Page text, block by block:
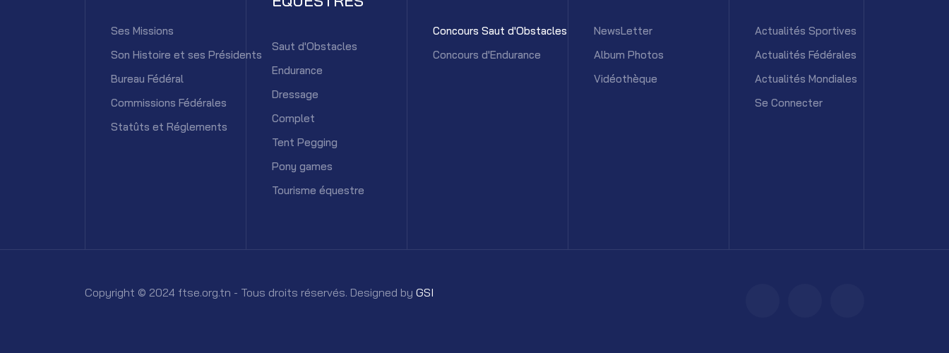
Ses Missions
Son Histoire et ses Présidents
Bureau Fédéral
Commissions Fédérales
Statûts et Réglements
Saut d'Obstacles
Endurance
Dressage
Complet
Tent Pegging
Pony games
Tourisme équestre
Concours Saut d'Obstacles
Concours d'Endurance
NewsLetter
Album Photos
Vidéothèque
Actualités Sportives
Actualités Fédérales
Actualités Mondiales
Se Connecter
Copyright © 2024 ftse.org.tn - Tous droits réservés. Designed by GSI